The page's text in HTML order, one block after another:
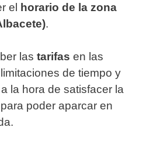
el horario de la zona
.
las tarifas en las
de tiempo y
la hora de satisfacer la
poder aparcar en